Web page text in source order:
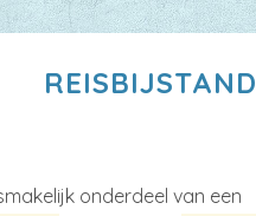
REISBIJSTAND
onderdeel van een